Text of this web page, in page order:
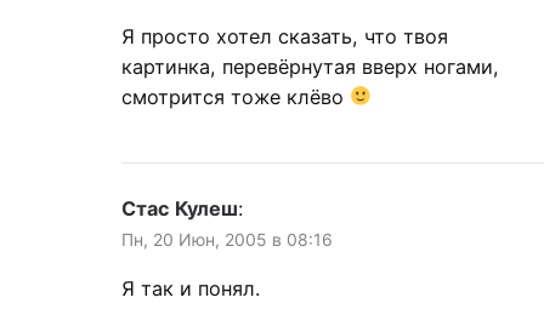
Я просто хотел сказать, что твоя
картинка, перевёрнутая вверх ногами,
смотрится тоже клёво
Стас Кулеш:
Пн, 20 Июн, 2005 в 08:16
Я так и понял.